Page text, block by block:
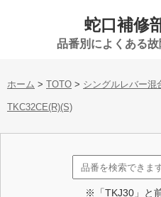
蛇口補修
品番別によくある
ホーム > TOTO > シングルレバー混
TKC32CE(R)(S)
※「TKJ30」と